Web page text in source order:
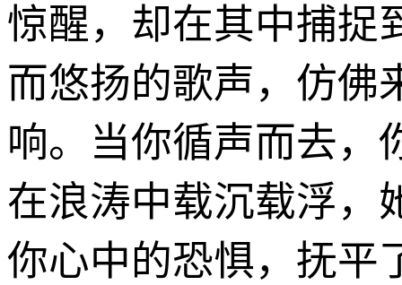
惊醒，却在其中捕捉
而悠扬的歌声，仿佛
响。当你循声而去，
在浪涛中载沉载浮，
你心中的恐惧，抚平